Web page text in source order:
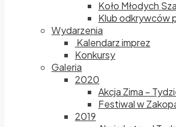
Koło Młodych
Klub odkrywców
Wydarzenia
Kalendarz imprez
Konkursy
Galeria
2020
Akcja Zima –
Festiwal w
2019